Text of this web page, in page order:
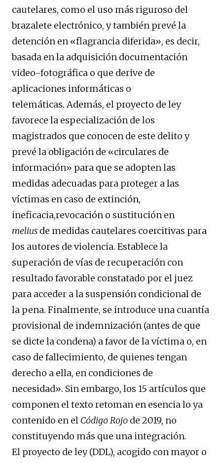
cautelares, como el uso más riguroso del
brazalete electrónico, y también prevé la
detención en «flagrancia diferida», es decir,
basada en la adquisición documentación
video-fotográfica o que derive de
aplicaciones informáticas o
telemáticas. Además, el proyecto de ley
favorece la especialización de los
magistrados que conocen de este delito y
prevé la obligación de «circulares de
información» para que se adopten las
medidas adecuadas para proteger a las
víctimas en caso de extinción,
ineficacia,revocación o sustitución en
melius de medidas cautelares coercitivas para
los autores de violencia. Establece la
superación de vías de recuperación con
resultado favorable constatado por el juez
para acceder a la suspensión condicional de
la pena. Finalmente, se introduce una cuantía
provisional de indemnización (antes de que
se dicte la condena) a favor de la víctima o, en
caso de fallecimiento, de quienes tengan
derecho a ella, en condiciones de
necesidad». Sin embargo, los 15 artículos que
componen el texto retoman en esencia lo ya
contenido en el Código Rojo de 2019, no
constituyendo más que una integración.
El proyecto de ley (DDL), acogido con mayor o